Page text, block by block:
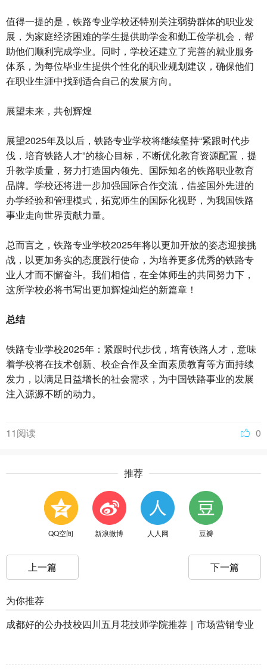
值得一提的是，铁路专业学校还特别关注弱势群体的职业发
展，为家庭经济困难的学生提供助学金和勤工俭学机会，帮
助他们顺利完成学业。同时，学校还建立了完善的就业服务
体系，为每位毕业生提供个性化的职业规划建议，确保他们
在职业生涯中找到适合自己的发展方向。
展望未来，共创辉煌
展望2025年及以后，铁路专业学校将继续坚持“紧跟时代步
伐，培育铁路人才”的核心目标，不断优化教育资源配置，提
升教学质量，努力打造国内领先、国际知名的铁路职业教育
品牌。学校还将进一步加强国际合作交流，借鉴国外先进的
办学经验和管理模式，拓宽师生的国际化视野，为我国铁路
事业走向世界贡献力量。
总而言之，铁路专业学校2025年将以更加开放的姿态迎接挑
战，以更加务实的态度践行使命，为培养更多优秀的铁路专
业人才而不懈奋斗。我们相信，在全体师生的共同努力下，
这所学校必将书写出更加辉煌灿烂的新篇章！
总结
铁路专业学校2025年：紧跟时代步伐，培育铁路人才，意味
着学校将在技术创新、校企合作及全面素质教育等方面持续
发力，以满足日益增长的社会需求，为中国铁路事业的发展
注入源源不断的动力。
0
11阅读
推荐
QQ空间 新浪微博 人人网 豆瓣
上一篇 下一篇
为你推荐
成都好的公办技校四川五月花技师学院推荐｜市场营销专业